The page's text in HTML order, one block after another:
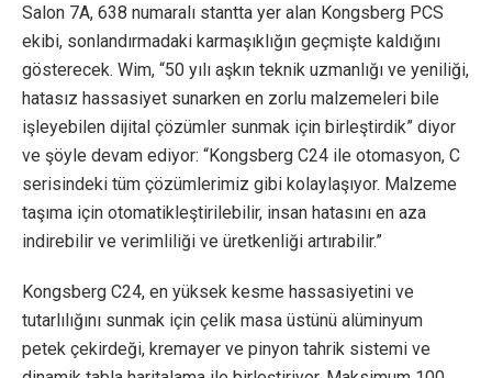
Salon 7A, 638 numaralı stantta yer alan Kongsberg PCS
ekibi, sonlandırmadaki karmaşıklığın geçmişte kaldığını
gösterecek. Wim, “50 yılı aşkın teknik uzmanlığı ve yeniliği,
hatasız hassasiyet sunarken en zorlu malzemeleri bile
işleyebilen dijital çözümler sunmak için birleştirdik” diyor
ve şöyle devam ediyor: “Kongsberg C24 ile otomasyon, C
serisindeki tüm çözümlerimiz gibi kolaylaşıyor. Malzeme
taşıma için otomatikleştirilebilir, insan hatasını en aza
indirebilir ve verimliliği ve üretkenliği artırabilir.”
Kongsberg C24, en yüksek kesme hassasiyetini ve
tutarlılığını sunmak için çelik masa üstünü alüminyum
petek çekirdeği, kremayer ve pinyon tahrik sistemi ve